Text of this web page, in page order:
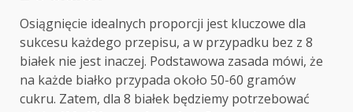
Osiągnięcie idealnych proporcji jest kluczowe dla
sukcesu każdego przepisu, a w przypadku bez z 8
białek nie jest inaczej. Podstawowa zasada mówi, że
na każde białko przypada około 50-60 gramów
cukru. Zatem, dla 8 białek będziemy potrzebować